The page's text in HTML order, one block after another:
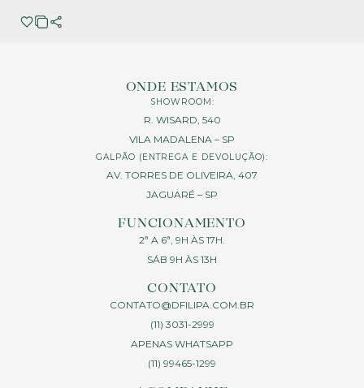
ONDE ESTAMOS
SHOWROOM:
R. WISARD, 540
VILA MADALENA – SP
GALPÃO (ENTREGA E DEVOLUÇÃO):
AV. TORRES DE OLIVEIRA, 407
JAGUARÉ – SP
FUNCIONAMENTO
2ª A 6ª, 9H ÀS 17H.
SÁB 9H ÀS 13H
CONTATO
CONTATO@DFILIPA.COM.BR
(11) 3031-2999
APENAS WHATSAPP
(11) 99465-1299